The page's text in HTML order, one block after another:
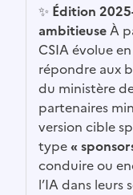
✨ Édition
ambitieuseÀ
CSIA évolue
répondre aux
du ministère
partenaires
version cible
type«
conduire ou
l’IA dans leurs